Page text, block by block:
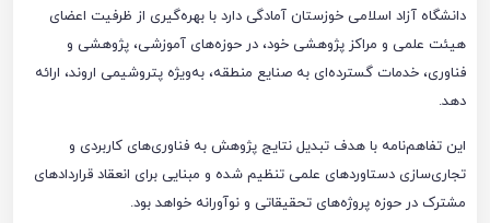
دانشگاه آزاد اسلامی خوزستان آمادگی دارد با بهره‌گیری از ظرفیت اعضای
هیئت علمی و مراکز پژوهشی خود، در حوزه‌های آموزشی، پژوهشی و
فناوری، خدمات گسترده‌ای به صنایع منطقه، به‌ویژه پتروشیمی اروند، ارائه
دهد.
این تفاهم‌نامه با هدف تبدیل نتایج پژوهش به فناوری‌های کاربردی و
تجاری‌سازی دستاوردهای علمی تنظیم شده و مبنایی برای انعقاد قراردادهای
مشترک در حوزه پروژه‌های تحقیقاتی و نوآورانه خواهد بود.